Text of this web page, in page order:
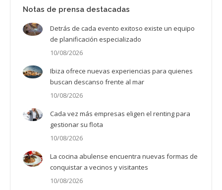
Notas de prensa destacadas
Detrás de cada evento exitoso existe un equipo
de planificación especializado
10/08/2026
Ibiza ofrece nuevas experiencias para quienes
buscan descanso frente al mar
10/08/2026
Cada vez más empresas eligen el renting para
gestionar su flota
10/08/2026
La cocina abulense encuentra nuevas formas de
conquistar a vecinos y visitantes
10/08/2026